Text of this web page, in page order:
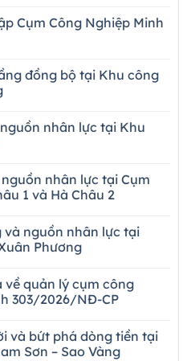
Cụm Công Nghiệp Minh
đồng bộ tại Khu công
nhân lực tại Khu
nhân lực tại Cụm
1 và Hà Châu 2
và nguồn nhân lực tại
Phương
quản lý cụm công
303/2026/NĐ-CP
và bứt phá dòng tiền tại
Sơn – Sao Vàng